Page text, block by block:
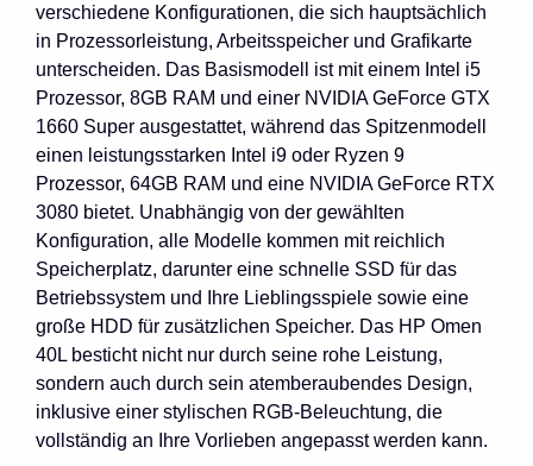
verschiedene Konfigurationen, die sich hauptsächlich
in Prozessorleistung, Arbeitsspeicher und Grafikarte
unterscheiden. Das Basismodell ist mit einem Intel i5
Prozessor, 8GB RAM und einer NVIDIA GeForce GTX
1660 Super ausgestattet, während das Spitzenmodell
einen leistungsstarken Intel i9 oder Ryzen 9
Prozessor, 64GB RAM und eine NVIDIA GeForce RTX
3080 bietet. Unabhängig von der gewählten
Konfiguration, alle Modelle kommen mit reichlich
Speicherplatz, darunter eine schnelle SSD für das
Betriebssystem und Ihre Lieblingsspiele sowie eine
große HDD für zusätzlichen Speicher. Das HP Omen
40L besticht nicht nur durch seine rohe Leistung,
sondern auch durch sein atemberaubendes Design,
inklusive einer stylischen RGB-Beleuchtung, die
vollständig an Ihre Vorlieben angepasst werden kann.